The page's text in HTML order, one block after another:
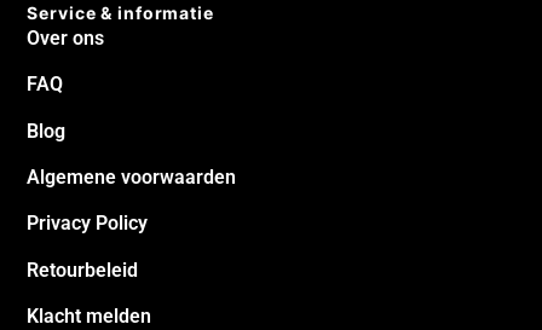
Service & informatie
Over ons
FAQ
Blog
Algemene voorwaarden
Privacy Policy
Retourbeleid
Klacht melden